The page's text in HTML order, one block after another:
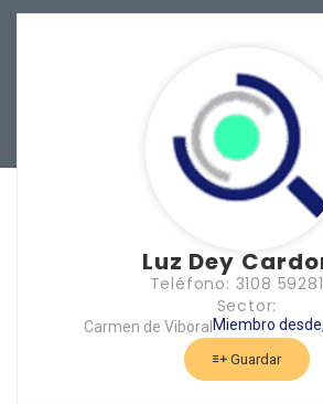
Luz Dey
Teléfono: 3108
Sector:
Carmen de Viboral Miembro
Guardar